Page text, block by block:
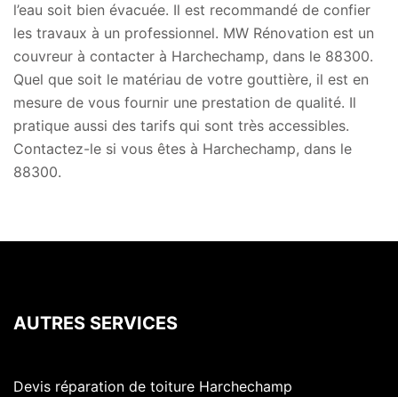
l’eau soit bien évacuée. Il est recommandé de confier
les travaux à un professionnel. MW Rénovation est un
couvreur à contacter à Harchechamp, dans le 88300.
Quel que soit le matériau de votre gouttière, il est en
mesure de vous fournir une prestation de qualité. Il
pratique aussi des tarifs qui sont très accessibles.
Contactez-le si vous êtes à Harchechamp, dans le
88300.
AUTRES SERVICES
Devis réparation de toiture Harchechamp